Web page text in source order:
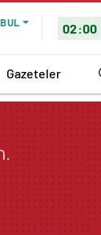
02:00
Gazeteler